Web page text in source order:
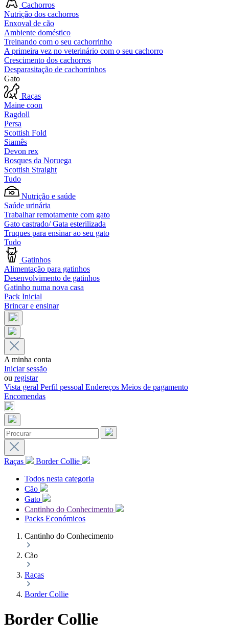
Cachorros
Nutrição dos cachorros
Enxoval de cão
Ambiente doméstico
Treinando com o seu cachorrinho
A primeira vez no veterinário com o seu cachorro
Crescimento dos cachorros
Desparasitação de cachorrinhos
Gato
Raças
Maine coon
Ragdoll
Persa
Scottish Fold
Siamês
Devon rex
Bosques da Noruega
Scottish Straight
Tudo
Nutrição e saúde
Saúde urinária
Trabalhar remotamente com gato
Gato castrado/ Gata esterilizada
Truques para ensinar ao seu gato
Tudo
Gatinhos
Alimentação para gatinhos
Desenvolvimento de gatinhos
Gatinho numa nova casa
Pack Inicial
Brincar e ensinar
A minha conta
Iniciar sessão
ou registar
Vista geral Perfil pessoal Endereços Meios de pagamento
Encomendas
Raças
Border Collie
Todos nesta categoria
Cão
Gato
Cantinho do Conhecimento
Packs Económicos
Cantinho do Conhecimento
Cão
Raças
Border Collie
Border Collie